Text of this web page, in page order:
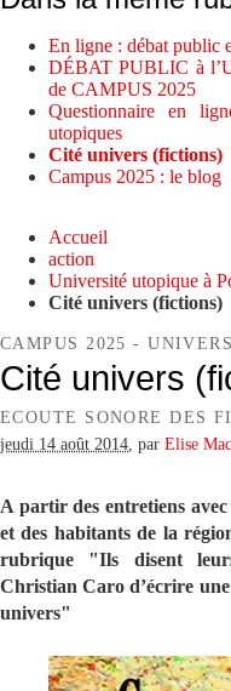
En ligne : débat public
DÉBAT PUBLIC à
de CAMPUS 2025
Questionnaire en
utopiques
Cité univers (fictions)
Campus 2025 : le blog
Accueil
action
Université utopique à
Cité univers (fictions)
CAMPUS 2025 -
Cité univers
ECOUTE SONORE DES
jeudi 14 août 2014 par Elise
A partir des entretiens
et des habitants de la
rubrique "Ils disent
Christian Caro d’écrire
univers"